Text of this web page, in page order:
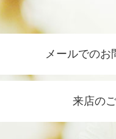
メールでのお
来店の